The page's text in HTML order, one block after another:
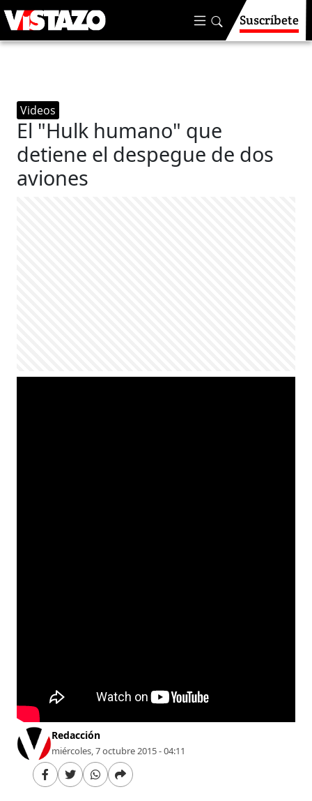
Suscríbete
Videos
El "Hulk humano" que
detiene el despegue de dos
aviones
Redacción
miércoles, 7 octubre 2015 - 04:11